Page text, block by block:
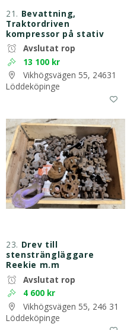
21. Bevattning,
Traktordriven
kompressor på stativ
Avslutat rop
13 100 kr
Vikhögsvägen 55, 24631
Löddeköpinge
23. Drev till
stensträngläggare
Reekie m.m
Avslutat rop
4 600 kr
Vikhögsvägen 55, 246 31
Löddeköpinge